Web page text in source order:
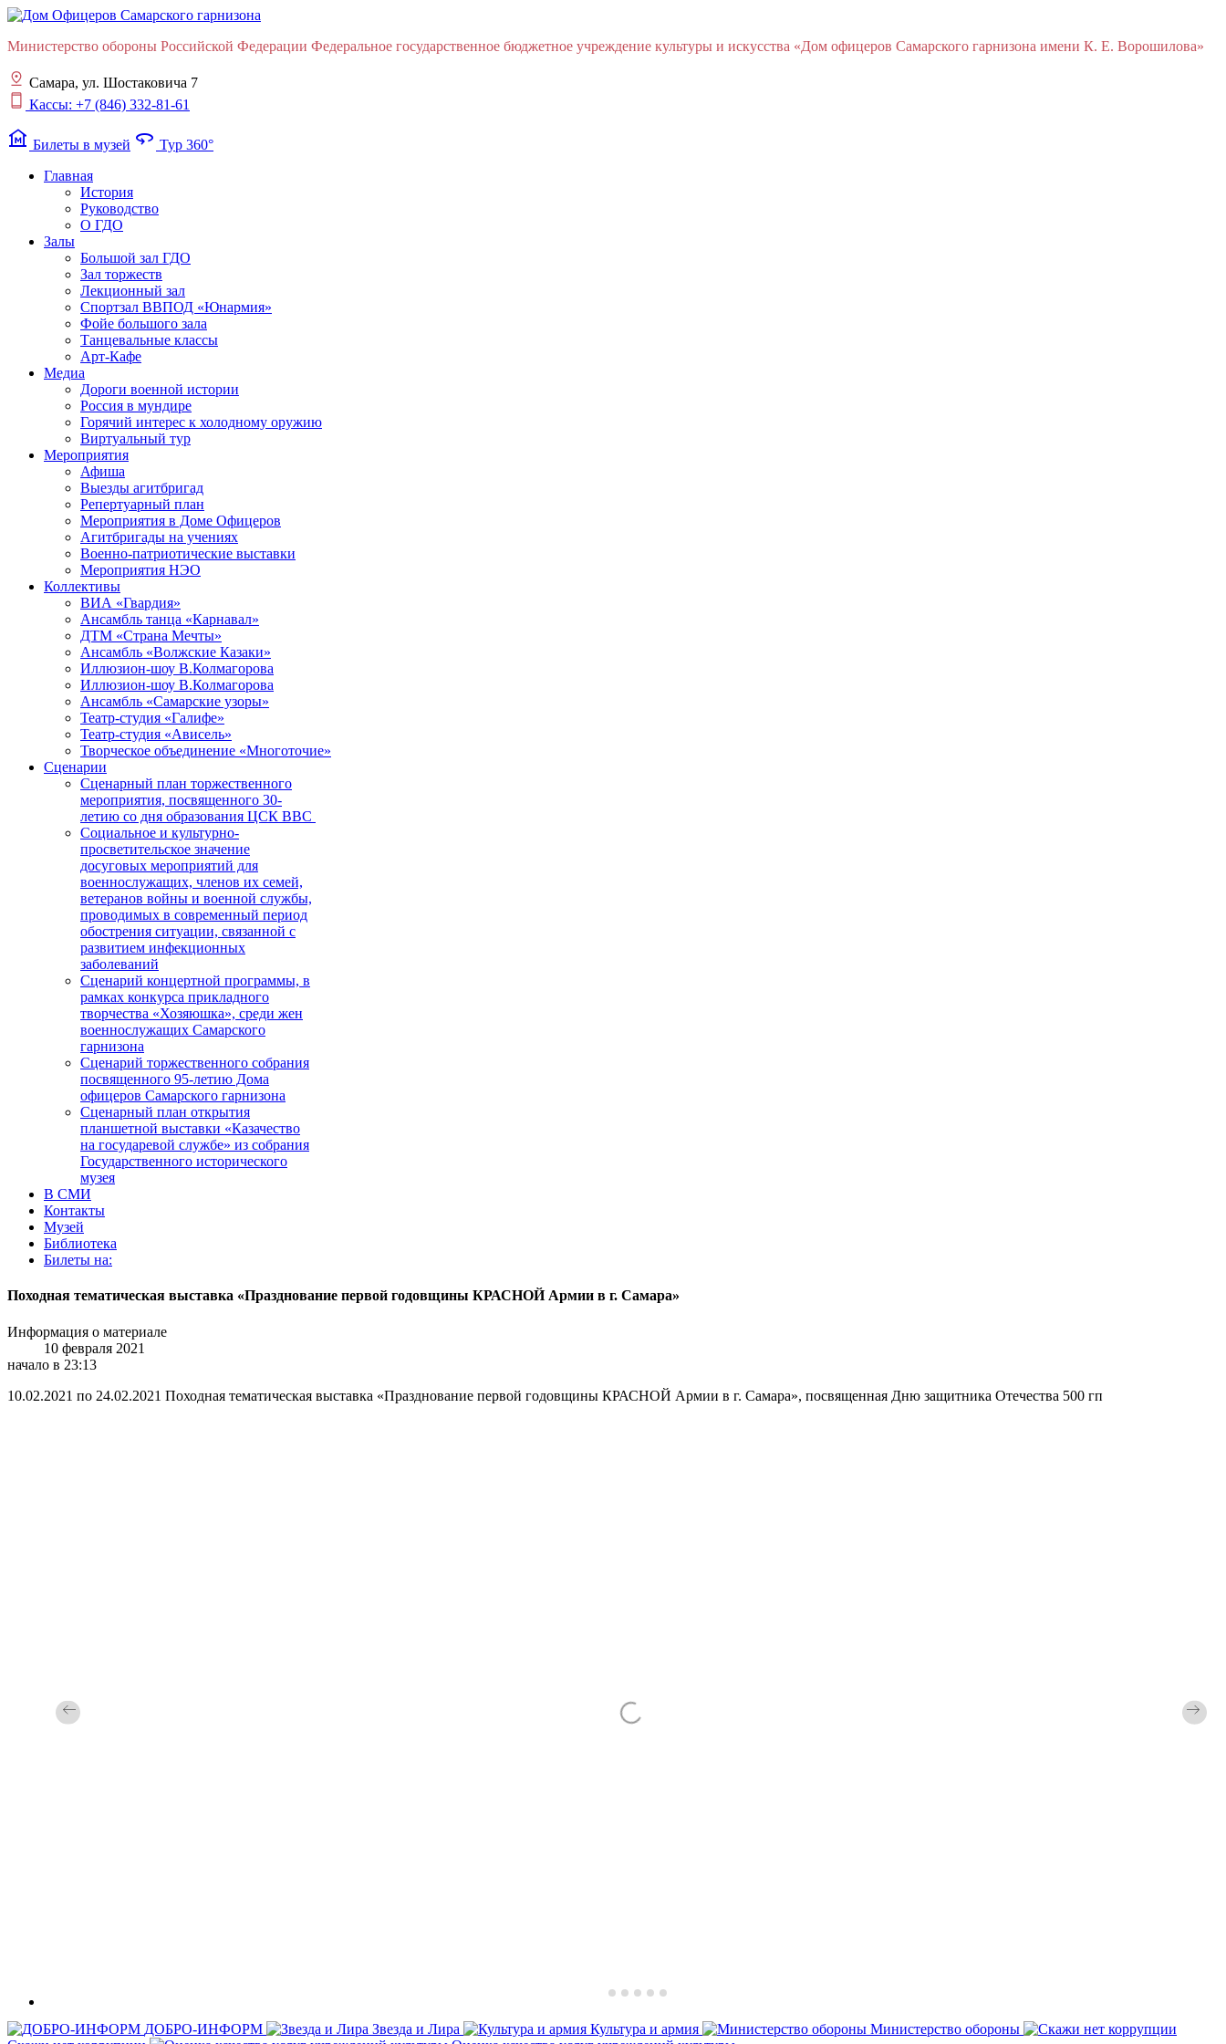
Министерство обороны Российской Федерации Федеральное государственное бюджетное учреждение культуры и искусства «Дом офицеров Cамарского гарнизона имени К. Е. Ворошилова»
Самара, ул. Шостаковича 7
Кассы: +7 (846) 332-81-61
museum Билеты в музей 360 Тур 360°
Главная
История
Руководство
О ГДО
Залы
Большой зал ГДО
Зал торжеств
Лекционный зал
Cпортзал ВВПОД «Юнармия»
Фойе большого зала
Танцевальные классы
Арт-Кафе
Медиа
Дороги военной истории
Россия в мундире
Горячий интерес к холодному оружию
Виртуальный тур
Мероприятия
Афиша
Выезды агитбригад
Репертуарный план
Мероприятия в Доме Офицеров
Агитбригады на учениях
Военно-патриотические выставки
Мероприятия НЭО
Коллективы
ВИА «Гвардия»
Ансамбль танца «Карнавал»
ДТМ «Страна Мечты»
Ансамбль «Волжские Казаки»
Иллюзион-шоу В.Колмагорова
Иллюзион-шоу В.Колмагорова
Ансамбль «Самарские узоры»
Театр-студия «Галифе»
Театр-студия «Ависель»
Творческое объединение «Многоточие»
Сценарии
Сценарный план торжественного
мероприятия, посвященного 30-
летию со дня образования ЦСК ВВС
Социальное и культурно-
просветительское значение
досуговых мероприятий для
военнослужащих, членов их семей,
ветеранов войны и военной службы,
проводимых в современный период
обострения ситуации, связанной с
развитием инфекционных
заболеваний
Сценарий концертной программы, в
рамках конкурса прикладного
творчества «Хозяюшка», среди жен
военнослужащих Самарского
гарнизона
Сценарий торжественного собрания
посвященного 95-летию Дома
офицеров Самарского гарнизона
Сценарный план открытия
планшетной выставки «Казачество
на государевой службе» из собрания
Государственного исторического
музея
В СМИ
Контакты
Музей
Библиотека
Билеты на:
Походная тематическая выставка «Празднование первой годовщины КРАСНОЙ Армии в г. Самара»
Информация о материале
10 февраля 2021
начало в 23:13
10.02.2021 по 24.02.2021 Походная тематическая выставка «Празднование первой годовщины КРАСНОЙ Армии в г. Самара», посвященная Дню защитника Отечества 500 гп
ДОБРО-ИНФОРМ Звезда и Лира Культура и армия
Министерство обороны